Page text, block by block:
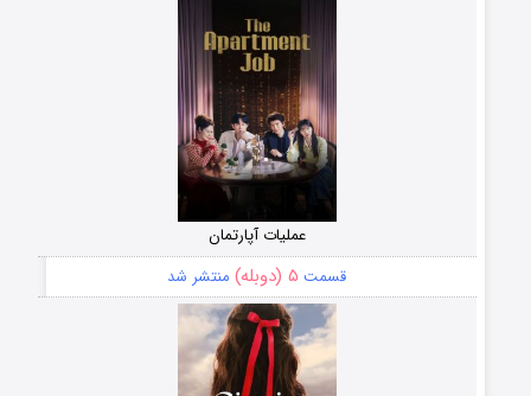
عملیات آپارتمان
قسمت ۵ (دوبله) منتشر شد